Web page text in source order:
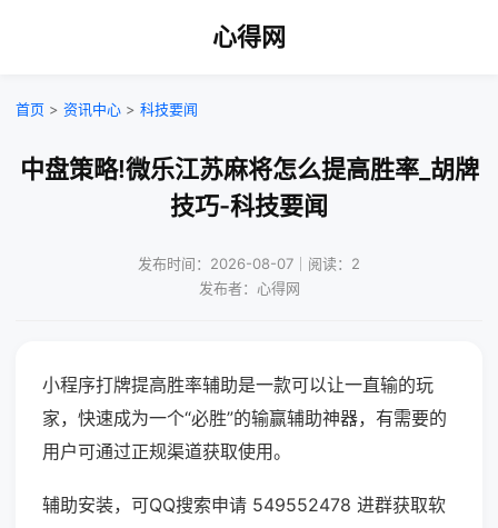
心得网
首页 > 资讯中心 > 科技要闻
中盘策略!微乐江苏麻将怎么提高胜率_胡牌
技巧-科技要闻
发布时间：2026-08-07｜阅读：2
发布者：心得网
小程序打牌提高胜率辅助是一款可以让一直输的玩
家，快速成为一个“必胜”的输赢辅助神器，有需要的
用户可通过正规渠道获取使用。
辅助安装，可QQ搜索申请 549552478 进群获取软